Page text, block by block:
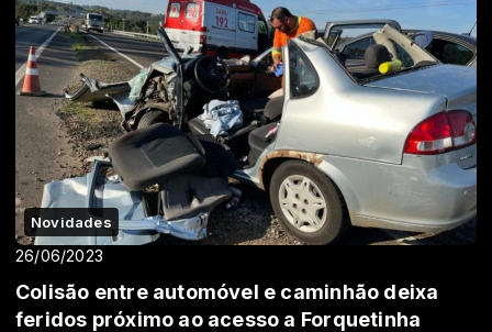
Novidades
26/06/2023
Colisão entre automóvel e caminhão deixa
feridos próximo ao acesso a Forquetinha